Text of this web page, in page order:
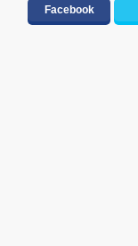
メロディ・曲の雰囲気別
Facebook